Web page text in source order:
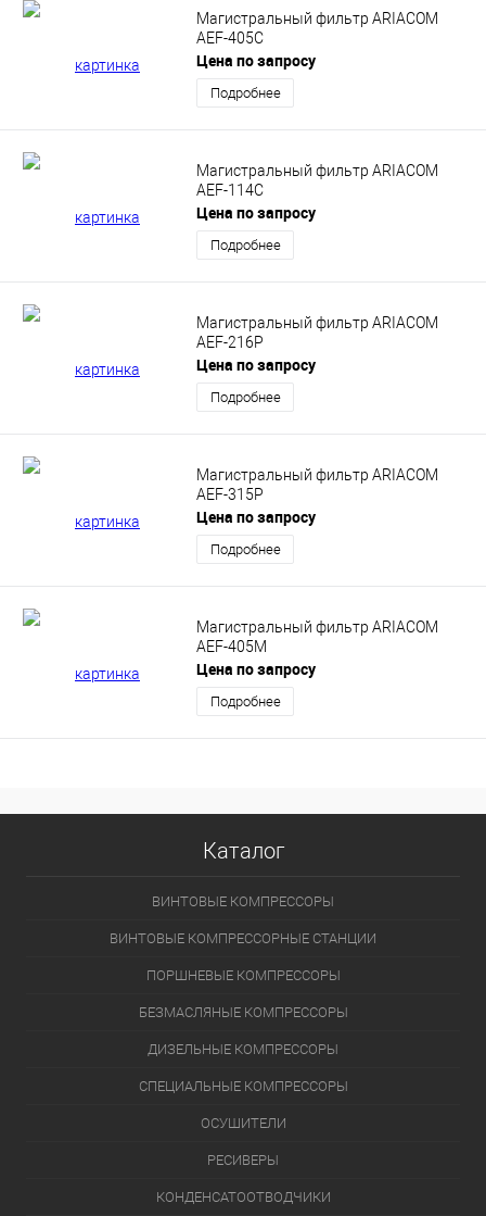
Магистральный фильтр ARIACOM
AEF-405C
Цена по запросу
Подробнее
Магистральный фильтр ARIACOM
AEF-114C
Цена по запросу
Подробнее
Магистральный фильтр ARIACOM
AEF-216P
Цена по запросу
Подробнее
Магистральный фильтр ARIACOM
AEF-315P
Цена по запросу
Подробнее
Магистральный фильтр ARIACOM
AEF-405M
Цена по запросу
Подробнее
Каталог
ВИНТОВЫЕ КОМПРЕССОРЫ
ВИНТОВЫЕ КОМПРЕССОРНЫЕ СТАНЦИИ
ПОРШНЕВЫЕ КОМПРЕССОРЫ
БЕЗМАСЛЯНЫЕ КОМПРЕССОРЫ
ДИЗЕЛЬНЫЕ КОМПРЕССОРЫ
СПЕЦИАЛЬНЫЕ КОМПРЕССОРЫ
ОСУШИТЕЛИ
РЕСИВЕРЫ
КОНДЕНСАТООТВОДЧИКИ